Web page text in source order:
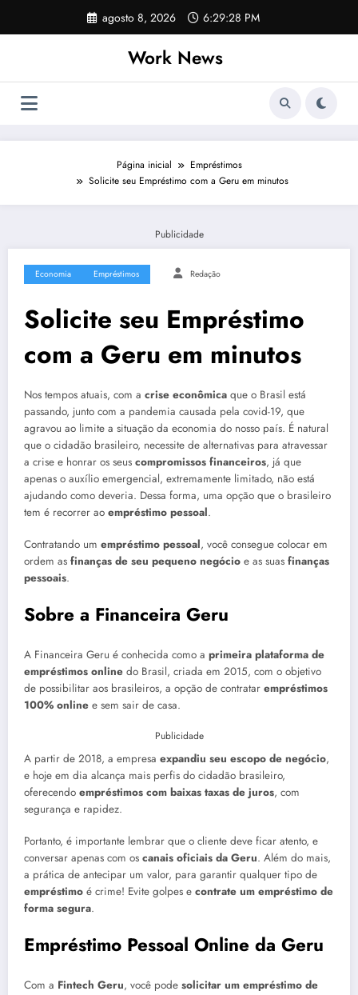
o
agosto 8, 2026 6:29:29 PM
Work News
Página inicial
Empréstimos
Solicite seu Empréstimo com a Geru em minutos
Publicidade
Economia Empréstimos Redação
Solicite seu Empréstimo
com a Geru em minutos
Nos tempos atuais, com a crise econômica que o Brasil está
passando, junto com a pandemia causada pela covid-19, que
agravou ao limite a situação da economia do nosso país. É natural
que o cidadão brasileiro, necessite de alternativas para atravessar
a crise e honrar os seus compromissos financeiros, já que
apenas o auxílio emergencial, extremamente limitado, não está
ajudando como deveria. Dessa forma, uma opção que o brasileiro
tem é recorrer ao empréstimo pessoal.
Contratando um empréstimo pessoal, você consegue colocar em
ordem as finanças de seu pequeno negócio e as suas finanças
pessoais.
Sobre a Financeira Geru
A Financeira Geru é conhecida como a primeira plataforma de
empréstimos online do Brasil, criada em 2015, com o objetivo
de possibilitar aos brasileiros, a opção de contratar empréstimos
100% online e sem sair de casa.
Publicidade
A partir de 2018, a empresa expandiu seu escopo de negócio,
e hoje em dia alcança mais perfis do cidadão brasileiro,
oferecendo empréstimos com baixas taxas de juros, com
segurança e rapidez.
Portanto, é importante lembrar que o cliente deve ficar atento, e
conversar apenas com os canais oficiais da Geru. Além do mais,
a prática de antecipar um valor, para garantir qualquer tipo de
empréstimo é crime! Evite golpes e contrate um empréstimo de
forma segura.
Empréstimo Pessoal Online da Geru
Com a Fintech Geru, você pode solicitar um empréstimo de